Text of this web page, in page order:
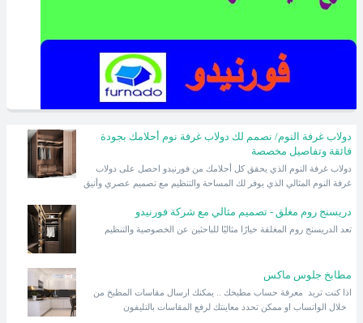
دولاب غرفة النوم/ نصمم لك دولاب غرفة نوم أحلامك بجودة
فائقة وتفاصيل مخصصة
غرفة النوم المثالي الذي يوفر لك المساحة والتنظيم مع تصميم عصري وأنيق
دريسنج روم مغلق - تصميم مثالي مع شركة فورنيدو
تعد الدريسنج روم المغلقة خيارًا مثاليًا للباحثين عن الخصوصية والتنظيم
مطابخ جلوس ماكس
اذا كنت تريد معرفة حساب مطبخك .. يمكنك ارسال مقاسات المطبخ من